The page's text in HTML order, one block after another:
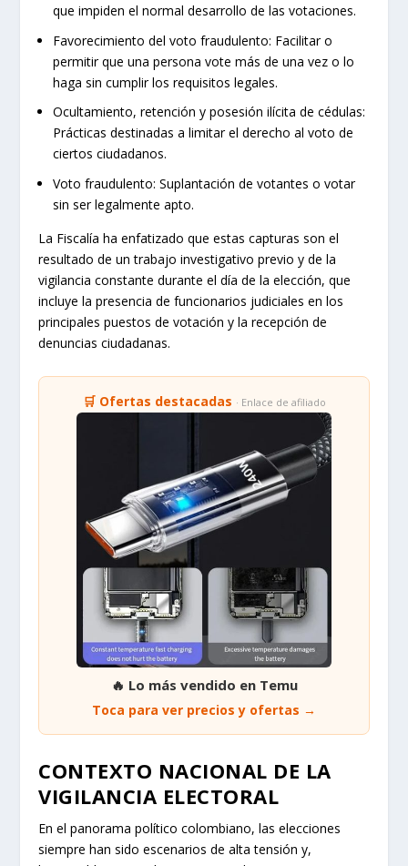
que impiden el normal desarrollo de las votaciones.
Favorecimiento del voto fraudulento: Facilitar o
permitir que una persona vote más de una vez o lo
haga sin cumplir los requisitos legales.
Ocultamiento, retención y posesión ilícita de cédulas:
Prácticas destinadas a limitar el derecho al voto de
ciertos ciudadanos.
Voto fraudulento: Suplantación de votantes o votar
sin ser legalmente apto.
La Fiscalía ha enfatizado que estas capturas son el
resultado de un trabajo investigativo previo y de la
vigilancia constante durante el día de la elección, que
incluye la presencia de funcionarios judiciales en los
principales puestos de votación y la recepción de
denuncias ciudadanas.
🛒 Ofertas destacadas · Enlace de afiliado
🔥 Lo más vendido en Temu
Toca para ver precios y ofertas →
CONTEXTO NACIONAL DE LA
VIGILANCIA ELECTORAL
En el panorama político colombiano, las elecciones
siempre han sido escenarios de alta tensión y,